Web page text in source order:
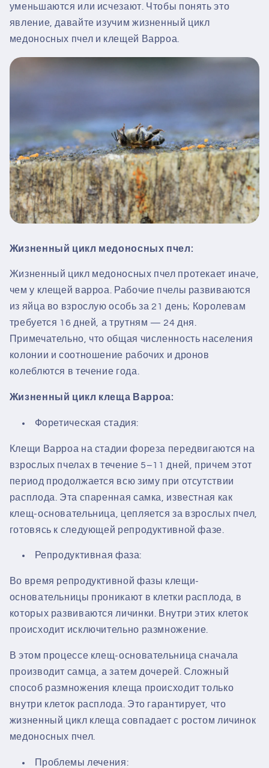
уменьшаются или исчезают. Чтобы понять это
явление, давайте изучим жизненный цикл
медоносных пчел и клещей Варроа.
Жизненный цикл медоносных пчел:
Жизненный цикл медоносных пчел протекает иначе,
чем у клещей варроа. Рабочие пчелы развиваются
из яйца во взрослую особь за 21 день; Королевам
требуется 16 дней, а трутням — 24 дня.
Примечательно, что общая численность населения
колонии и соотношение рабочих и дронов
колеблются в течение года.
Жизненный цикл клеща Варроа:
Форетическая стадия:
Клещи Варроа на стадии фореза передвигаются на
взрослых пчелах в течение 5–11 дней, причем этот
период продолжается всю зиму при отсутствии
расплода. Эта спаренная самка, известная как
клещ-основательница, цепляется за взрослых пчел,
готовясь к следующей репродуктивной фазе.
Репродуктивная фаза:
Во время репродуктивной фазы клещи-
основательницы проникают в клетки расплода, в
которых развиваются личинки. Внутри этих клеток
происходит исключительно размножение.
В этом процессе клещ-основательница сначала
производит самца, а затем дочерей. Сложный
способ размножения клеща происходит только
внутри клеток расплода. Это гарантирует, что
жизненный цикл клеща совпадает с ростом личинок
медоносных пчел.
Проблемы лечения: